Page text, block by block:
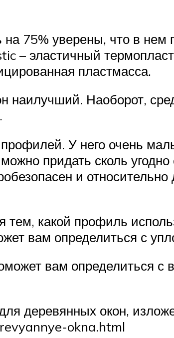
на 75% уверены, что в
– эластичный
пластмасса.
наилучший. Наоборот,
У него очень
придать сколь
и
какой профиль
вам определиться с
вам определиться с
деревянных окон,
okna.html